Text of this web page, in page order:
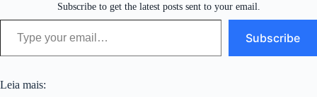
Subscribe to get the latest posts sent to your email.
Type your email…
Subscribe
Leia mais: